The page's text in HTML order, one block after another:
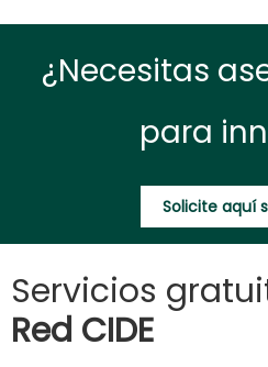
¿Necesitas
para
Solicite aquí
Servicios
Red CIDE